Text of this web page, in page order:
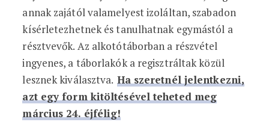
annak zajától valamelyest izoláltan, szabadon
kísérletezhetnek és tanulhatnak egymástól a
résztvevők. Az alkotótáborban a részvétel
ingyenes, a táborlakók a regisztráltak közül
lesznek kiválasztva. Ha szeretnél jelentkezni,
azt egy form kitöltésével teheted meg
március 24. éjfélig!